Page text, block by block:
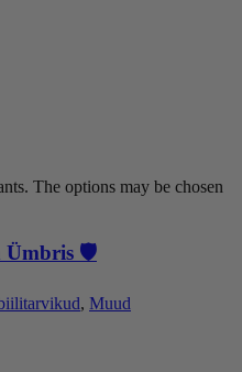
The options may be chosen
Ümbris 🛡️
, Muud